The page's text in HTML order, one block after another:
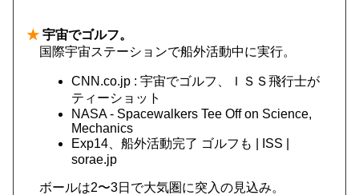
★ 宇宙でゴルフ。
国際宇宙ステーションで船外活動中に実行。
CNN.co.jp : 宇宙でゴルフ、ＩＳＳ飛行士が
ティーショット
NASA - Spacewalkers Tee Off on Science,
Mechanics
Exp14、船外活動完了 ゴルフも | ISS |
sorae.jp
ボールは2〜3日で大気圏に突入の見込み。